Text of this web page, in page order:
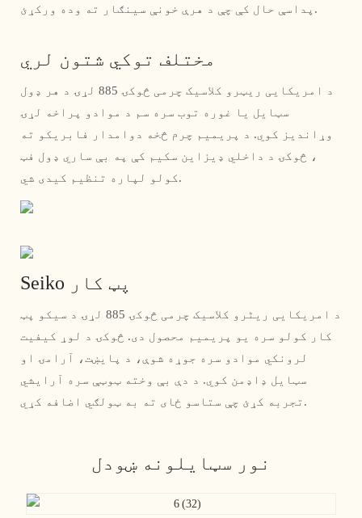
پداسې حال کې چې د هرې خونې سینګار ته وده ورکړئ.
مختلف توکي شتون لري
د امریکایی ریټرو کلاسیک چرمی څوکۍ 885 لړۍ د هر ډول
سټایل یا غوره توب سره سم د موادو پراخه لړۍ
وړاندیز کوي. د پریمیم چرم څخه دوامدار فابریکو ته
، څوکۍ د داخلي ډیزاین سکیم کې په بې ساري ډول فټ
کولو لپاره تنظیم کیدی شي.
Seiko پټ کار
د امریکایی ریٹرو کلاسیک چرمی څوکۍ 885 لړۍ د سیکو پټ
کار کولو سره یو پریمیم محصول دی. څوکۍ د لوړ کیفیت
لرونکي موادو سره جوړه شوې، د پایښت، آرامۍ او
سټایل ډاډمن کوي. د دې بې وخته ټوټې سره آرایشي
تجربه کړئ چې ستاسو ځای ته به ټولګي اضافه کړي.
نور سټایلونه ښودل